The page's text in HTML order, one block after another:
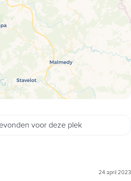
voor deze plek
24 april 2023